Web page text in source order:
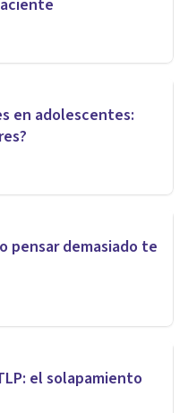
en adolescentes:
pensar demasiado te
el solapamiento